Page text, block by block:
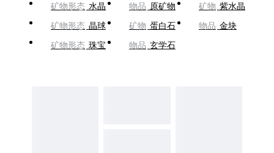
矿物形态 水晶 物品 原矿物 矿物 紫水晶
矿物形态 晶球 矿物 蛋白石 物品 金块
矿物形态 珠宝 物品 玄学石